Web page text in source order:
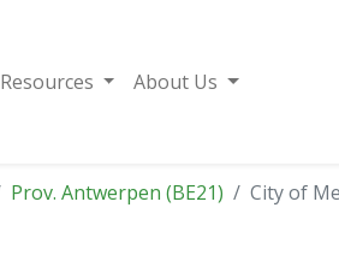
Resources About Us
Prov. Antwerpen (BE21) City of